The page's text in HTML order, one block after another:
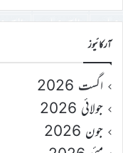
آرکائیوز
اگست 2026
جولائی 2026
جون 2026